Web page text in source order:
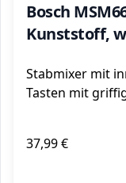
Bosch
Kunststoff,
Stabmixer mit
Tasten mit
37,99 €